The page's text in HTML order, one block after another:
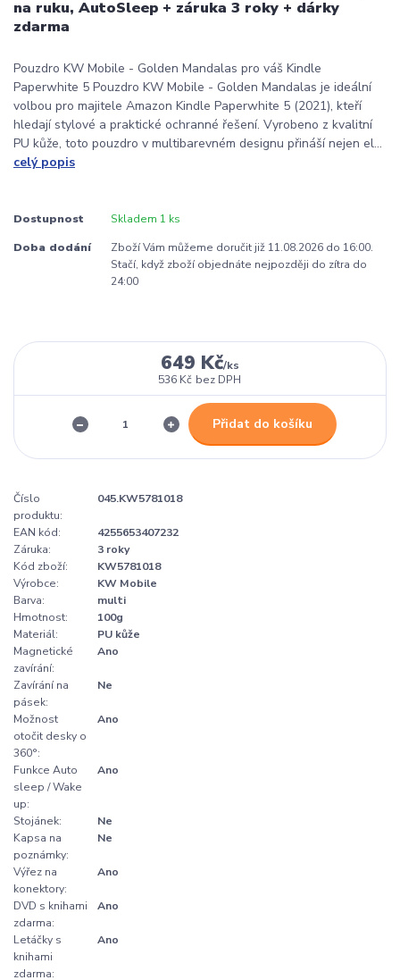
na ruku, AutoSleep + záruka 3 roky + dárky
zdarma
Pouzdro KW Mobile - Golden Mandalas pro váš Kindle
Paperwhite 5 Pouzdro KW Mobile - Golden Mandalas je ideální
volbou pro majitele Amazon Kindle Paperwhite 5 (2021), kteří
hledají stylové a praktické ochranné řešení. Vyrobeno z kvalitní
PU kůže, toto pouzdro v multibarevném designu přináší nejen el...
celý popis
Dostupnost Skladem 1 ks
Doba dodání
Zboží Vám můžeme doručit již 11.08.2026 do 16:00.
Stačí, když zboží objednáte nejpozději do zítra do
24:00
649 Kč/ks
536 Kč bez DPH
Přidat do košíku
Číslo
produktu:
045.KW5781018
EAN kód:
4255653407232
Záruka:
3 roky
Kód zboží:
KW5781018
Výrobce:
KW Mobile
Barva:
multi
Hmotnost:
100g
Materiál:
PU kůže
Magnetické
zavírání:
Ano
Zavírání na
pásek:
Ne
Možnost
otočit desky o
360°:
Ano
Funkce Auto
sleep / Wake
up:
Ano
Stojánek:
Ne
Kapsa na
poznámky:
Ne
Výřez na
konektory:
Ano
DVD s knihami
zdarma:
Ano
Letáčky s
knihami
zdarma:
Ano